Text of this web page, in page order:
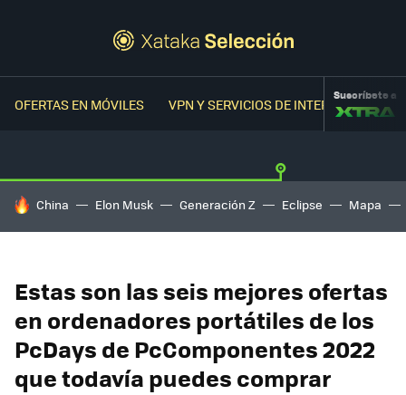
OFERTAS EN MÓVILES VPN Y SERVICIOS DE INTERNETSuscríbete a
HOY SE HABLA DE
China Elon Musk Generación Z Eclipse Mapa
Estas son las seis mejores ofertas
en ordenadores portátiles de los
PcDays de PcComponentes 2022
que todavía puedes comprar